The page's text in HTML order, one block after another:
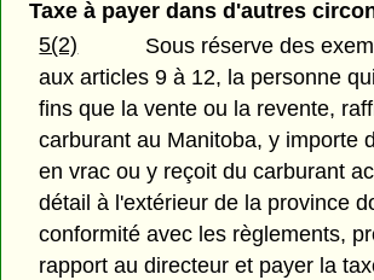
Taxe à payer dans d'autres
5(2)
Sous réserve des
aux articles 9 à 12, la personne
fins que la vente ou la revente,
carburant au Manitoba, y importe
en vrac ou y reçoit du carburant
détail à l'extérieur de la province
conformité avec les règlements,
rapport au directeur et payer la